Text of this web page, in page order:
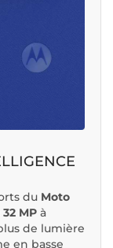
du Moto
MP à
de lumière
en basse